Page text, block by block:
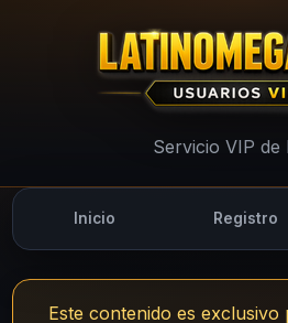
UsuariosVIP -
Servicio VIP de
Inicio Registro
Este contenido es exclusivo